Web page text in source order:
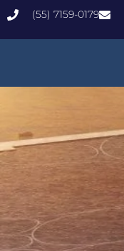
(55) 7159-0179